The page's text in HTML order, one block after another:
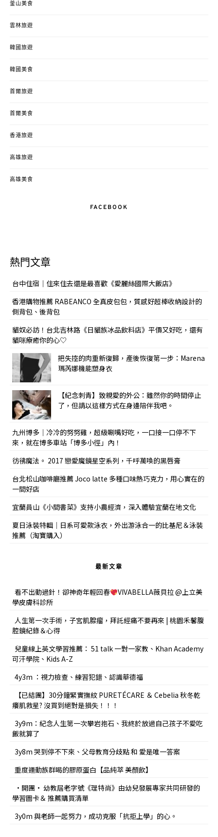
釜山美食
雲林旅遊
韓國旅遊
韓國美食
首爾旅遊
首爾美食
香港旅遊
高雄旅遊
高雄美食
FACEBOOK
熱門文章
台中住宿｜住來住去還是最喜歡《愛麗絲國際大飯店》
香港購物推薦 RABEANCO 全真皮包包，質感好超棒收納設計的
側背包、後背包
貓奴必訪！台北吉林路《日貓族冰品飲料店》平價又好吃，還有
貓咪療癒你的心♡
把失控的肉重新復歸，產後恢復第一步：Marena
瑪芮娜機能塑身衣
【紀念刺青】致親愛的外公：雖然你的時間停止
了，但請以這樣方式在身邊陪伴我吧。
九州博多｜冷冷的努努雞，超級唰嘴好吃，一口接一口停不下
來，就在博多車站「博多小徑」內！
彷彿魔法。 2017 戀愛魔鏡星空系列，千呼萬喚的黑唇膏
台北松山咖啡廳推薦 Joco latte 多種口味熱巧克力，用心實在的
一間好店
宜蘭員山《小間書菜》支持小農經濟，深入體驗宜蘭在地文化
夏日泳裝特輯｜日系可愛款泳衣，外出游泳合一的比基尼＆泳裝
推薦（淘寶購入）
最新文章
看不出動過針！卻神奇年輕回春
VIVABELLA薇貝拉 @上立美
學皮膚科診所
人生第一次手術，子宮肌腺瘤，拜託經痛不要再來 | 桃園禾馨腹
腔鏡紀錄＆心得
兒童線上英文學習推薦： 51 talk 一對一家教、Khan Academy
可汗學院、Kids A-Z
4y3m ：視力檢查、練習犯錯、認識華德福
【已結團】30分鐘緊實撫紋 PURETÉCARE ＆ Cebelia 秋冬乾
癢肌救星? 沒買到絕對是損失！！！
3y9m：紀念人生第一次攀岩抱石、我終於放過自己孩子不愛吃
飯就算了
3y8m 哭到停不下來、父母教育分歧點 和 愛是唯一答案
重度運動族群喝的膠原蛋白【品純萃 美顏飲】
•開團• 幼教屆老字號《理特尚》由幼兒發展專家共同研發的
學習圖卡＆ 推薦購買清單
3y0m 與老師一起努力，成功克服「抗拒上學」的心。